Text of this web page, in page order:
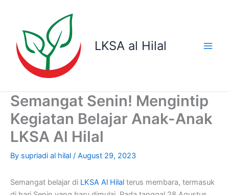
content
LKSA al Hilal
Semangat Senin! Mengintip
Kegiatan Belajar Anak-Anak
LKSA Al Hilal
By supriadi al hilal / August 29, 2023
Semangat belajar di LKSA Al Hilal terus membara, termasuk